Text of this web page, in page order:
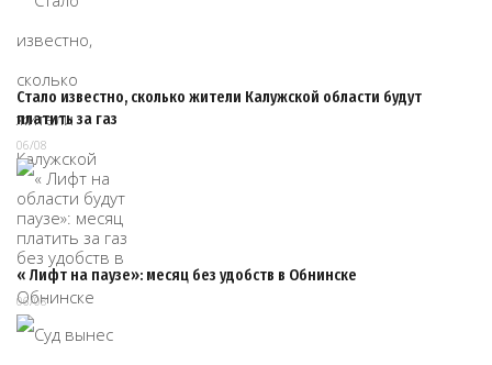
Стало известно, сколько жители Калужской области будут
платить за газ
06/08
« Лифт на паузе»: месяц без удобств в Обнинске
06/08